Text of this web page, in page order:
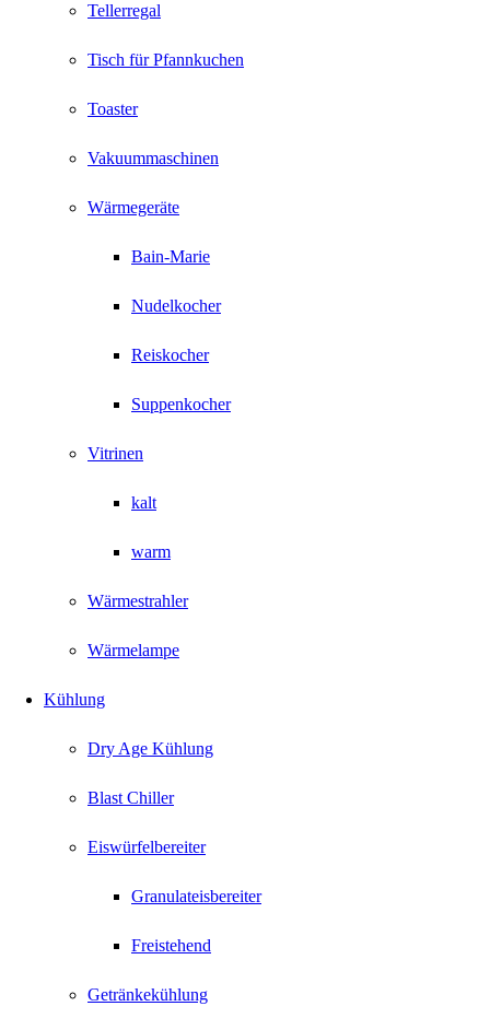
Tellerregal
Tisch für Pfannkuchen
Toaster
Vakuummaschinen
Wärmegeräte
Bain-Marie
Nudelkocher
Reiskocher
Suppenkocher
Vitrinen
kalt
warm
Wärmestrahler
Wärmelampe
Kühlung
Dry Age Kühlung
Blast Chiller
Eiswürfelbereiter
Granulateisbereiter
Freistehend
Getränkekühlung